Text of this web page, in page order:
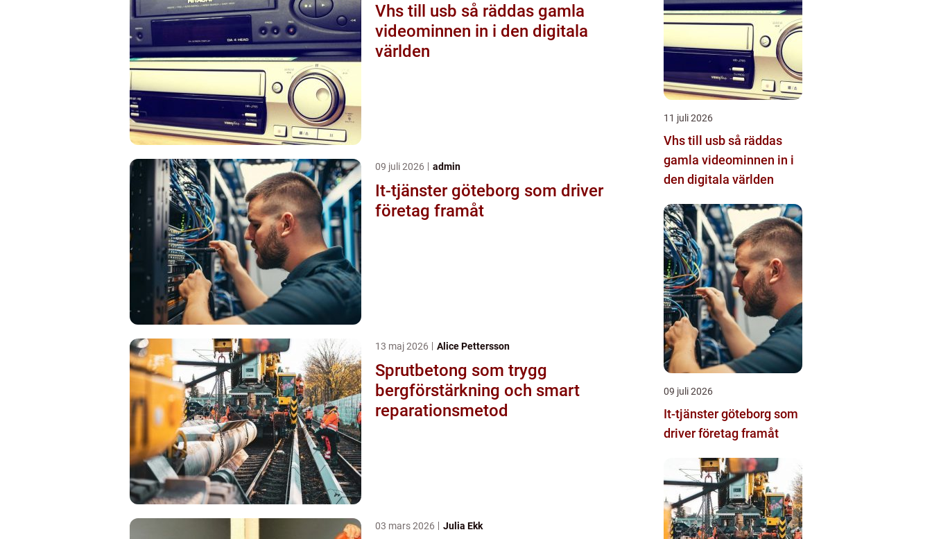
Vhs till usb så räddas gamla
videominnen in i den digitala
världen
09 juli 2026 admin
It-tjänster göteborg som driver
företag framåt
13 maj 2026 Alice Pettersson
Sprutbetong som trygg
bergförstärkning och smart
reparationsmetod
03 mars 2026 Julia Ekk
11 juli 2026
Vhs till usb så räddas
gamla videominnen in i
den digitala världen
09 juli 2026
It-tjänster göteborg som
driver företag framåt